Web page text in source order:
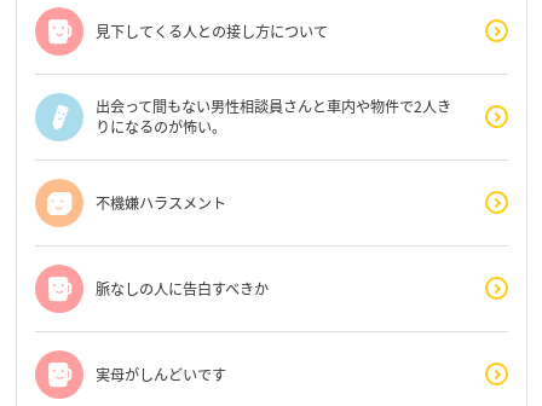
見下してくる人との接し方について
出会って間もない男性相談員さんと車内や物件で2人き
りになるのが怖い。
不機嫌ハラスメント
脈なしの人に告白すべきか
実母がしんどいです